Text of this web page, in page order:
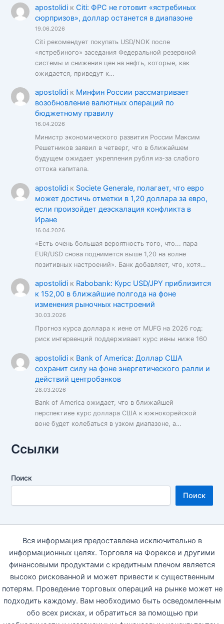
apostolidiк Citi: ФРС не готовит «ястребиных
сюрпризов», доллар останется в диапазоне
19.06.2026
Citi рекомендует покупать USD/NOK после
«ястребиного» заседания Федеральной резервной
системы и снижения цен на нефть, которые, как
ожидается, приведут к…
apostolidiк Минфин России рассматривает
возобновление валютных операций по
бюджетному правилу
16.04.2026
Министр экономического развития России Максим
Решетников заявил в четверг, что в ближайшем
будущем ожидает укрепления рубля из-за слабого
оттока капитала.
apostolidiк Societe Generale, полагает, что евро
может достичь отметки в 1,20 доллара за евро,
если произойдет деэскалация конфликта в
Иране
16.04.2026
«Есть очень большая вероятность того, что... пара
EUR/USD снова поднимется выше 1,20 на волне
позитивных настроений». Банк добавляет, что, хотя…
apostolidiк Rabobank: Курс USD/JPY приблизится
к 152,00 в ближайшие полгода на фоне
изменения рыночных настроений
30.03.2026
Прогноз курса доллара к иене от MUFG на 2026 год:
риск интервенций поддерживает курс иены ниже 160
apostolidiк Bank of America: Доллар США
сохранит силу на фоне энергетического ралли и
действий центробанков
28.03.2026
Bank of America ожидает, что в ближайшей
перспективе курс доллара США к южнокорейской
воне будет колебаться в узком диапазоне, а…
Ссылки
Поиск
Поиск
Вся информация предоставлена исключительно в
информационных целях. Торговля на Форексе и другими
финансовыми продуктами с кредитным плечом является
высоко рискованной и может привести к существенным
потерям. Проведение торговых операций на рынке может не
подходить каждому. Вам необходимо быть осведомленным
обо всех рисках, и обратиться за помощью при